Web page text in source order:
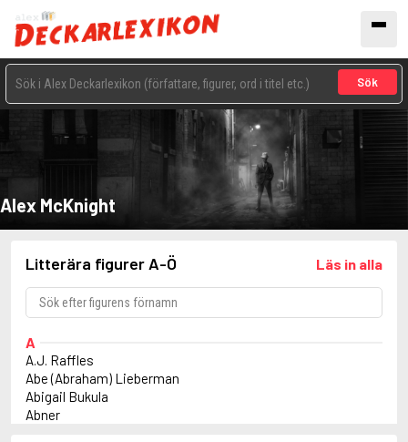
Sök
Alex McKnight
Litterära figurer A-Ö Läs in alla
A
A.J. Raffles
Abe (Abraham) Lieberman
Abigail Bukula
Abner